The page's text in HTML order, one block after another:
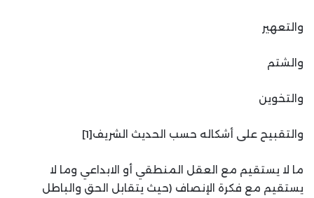
والتعهير
والشتم
والتخوين
والتقبيح على أشكاله حسب الحديث الشريف[1]
ما لا يستقيم مع العقل المنطقي أو الابداعي وما لا
يستقيم مع فكرة الإنصاف (حيث يتقابل الحق والباطل